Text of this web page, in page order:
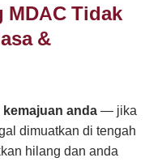
MDAC Tidak
&
anda— jika
dimuatkan di tengah
hilang dan anda